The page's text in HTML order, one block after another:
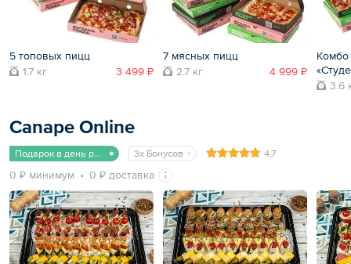
5 топовых пицц
1.7 кг
3 499 ₽
7 мясных пицц
2.7 кг
4 999 ₽
Комбо
3.6
Canape Online
Подарок в день рождения 3x Бонусов 4,7
0 ₽ минимум 0 ₽ доставка